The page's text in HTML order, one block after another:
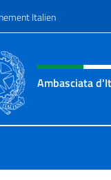
Italien
social
Ambasciata